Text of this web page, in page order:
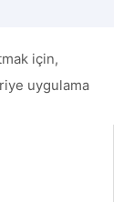
için,
uygulama